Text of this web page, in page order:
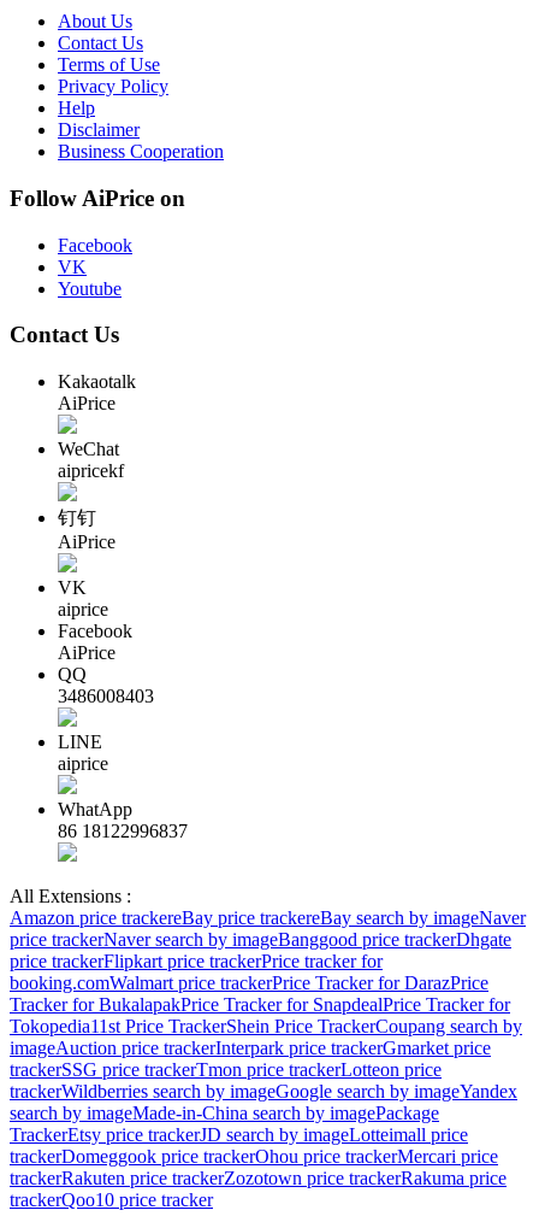
About Us
Contact Us
Terms of Use
Privacy Policy
Help
Disclaimer
Business Cooperation
Follow AiPrice on
Facebook
VK
Youtube
Contact Us
Kakaotalk
AiPrice
WeChat
aipricekf
钉钉
AiPrice
VK
aiprice
Facebook
AiPrice
QQ
3486008403
LINE
aiprice
WhatApp
86 18122996837
All Extensions :
Amazon price trackereBay price trackereBay search by imageNaver
price trackerNaver search by imageBanggood price trackerDhgate
price trackerFlipkart price trackerPrice tracker for
booking.comWalmart price trackerPrice Tracker for DarazPrice
Tracker for BukalapakPrice Tracker for SnapdealPrice Tracker for
Tokopedia11st Price TrackerShein Price TrackerCoupang search by
imageAuction price trackerInterpark price trackerGmarket price
trackerSSG price trackerTmon price trackerLotteon price
trackerWildberries search by imageGoogle search by imageYandex
search by imageMade-in-China search by imagePackage
TrackerEtsy price trackerJD search by imageLotteimall price
trackerDomeggook price trackerOhou price trackerMercari price
trackerRakuten price trackerZozotown price trackerRakuma price
trackerQoo10 price tracker